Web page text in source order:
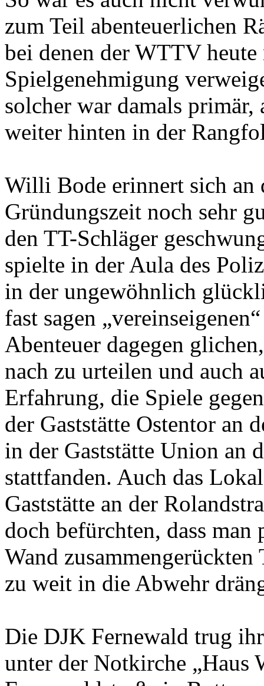
zum Teil abenteuerlichen
bei denen der WTTV
Spielgenehmigung
solcher war damals
weiter hinten in der
Willi Bode erinnert sich an
Gründungszeit noch sehr
den TT-Schläger
spielte in der Aula des
in der ungewöhnlich
fast sagen
Abenteuer dagegen
nach zu urteilen und auch
Erfahrung, die Spiele
der Gaststätte Ostentor an
in der Gaststätte Union an
stattfanden. Auch das
Gaststätte an der
doch befürchten, dass
Wand
zu weit in die Abwehr
Die DJK Fernewald trug
unter der Notkirche „Haus